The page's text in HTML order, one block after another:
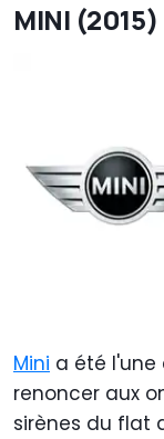
MINI (2015)
Mini a été l'une
renoncer aux
sirènes du flat